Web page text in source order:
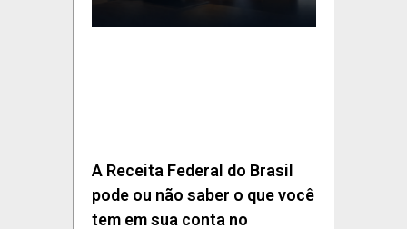
A Receita Federal do Brasil
pode ou não saber o que você
tem em sua conta no